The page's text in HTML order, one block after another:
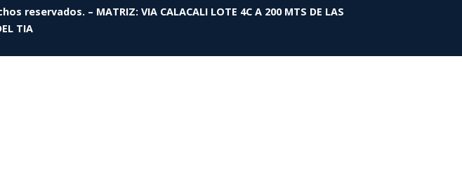
reservados. – MATRIZ: VIA CALACALI LOTE 4C A 200 MTS DE LAS
TIA